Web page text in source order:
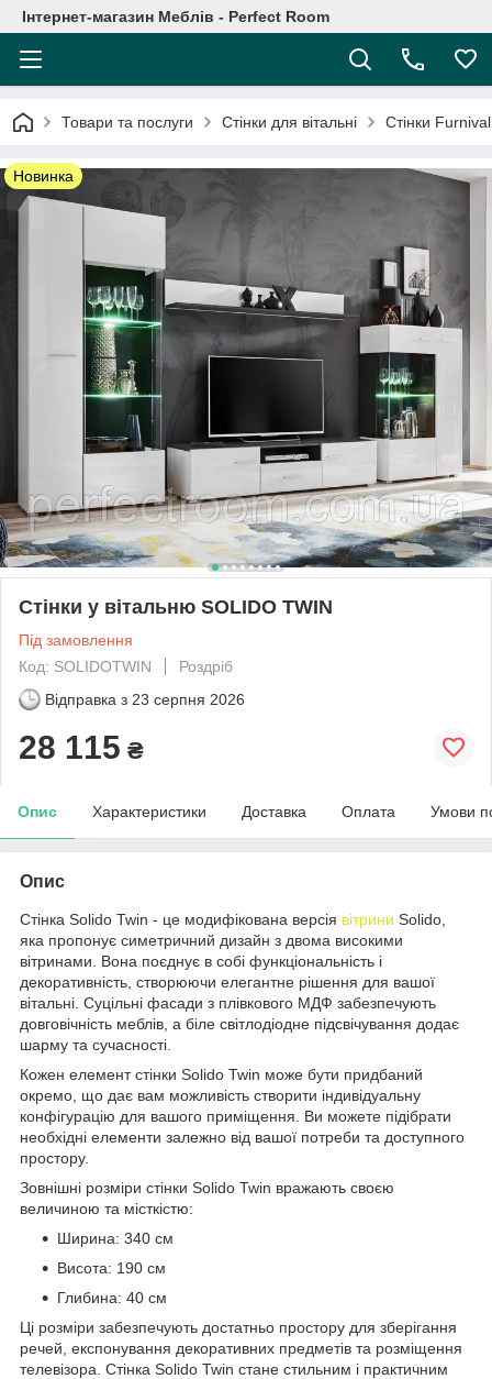
Інтернет-магазин Меблів - Perfect Room
Товари та послуги Стінки для вітальні Стінки Furnival
Новинка
Стінки у вітальню SOLIDO TWIN
Під замовлення
Код: SOLIDOTWIN
Роздріб
Відправка з 23 серпня 2026
28 115 ₴
Опис Характеристики Доставка Оплата Умови
Опис
Стінка Solido Twin - це модифікована версія вітрини Solido,
яка пропонує симетричний дизайн з двома високими
вітринами. Вона поєднує в собі функціональність і
декоративність, створюючи елегантне рішення для вашої
вітальні. Суцільні фасади з плівкового МДФ забезпечують
довговічність меблів, а біле світлодіодне підсвічування додає
шарму та сучасності.
Кожен елемент стінки Solido Twin може бути придбаний
окремо, що дає вам можливість створити індивідуальну
конфігурацію для вашого приміщення. Ви можете підібрати
необхідні елементи залежно від вашої потреби та доступного
простору.
Зовнішні розміри стінки Solido Twin вражають своєю
величиною та місткістю:
Ширина: 340 см
Висота: 190 см
Глибина: 40 см
Ці розміри забезпечують достатньо простору для зберігання
речей, експонування декоративних предметів та розміщення
телевізора. Стінка Solido Twin стане стильним і практичним